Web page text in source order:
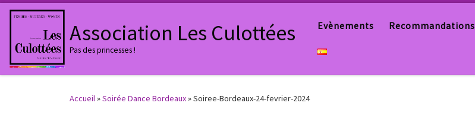
Passer au contenu
Association Les Culottées
Pas des princesses !
Evènements Recommandations
Accueil»Soirée Dance Bordeaux»Soiree-Bordeaux-24-fevrier-2024